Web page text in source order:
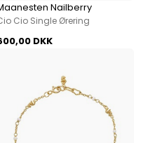
Nailberry
Cio Single Ørering
DKK